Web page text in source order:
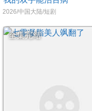
2026/中国大陆/短剧
全集完结